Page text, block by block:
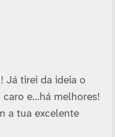
Já tirei da ideia o
caro e…há melhores!
a tua excelente